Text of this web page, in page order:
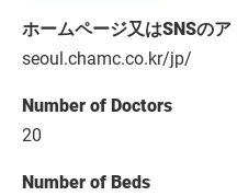
ホームページ又はSNSのア
seoul.chamc.co.kr/jp/
Number of Doctors
20
Number of Beds